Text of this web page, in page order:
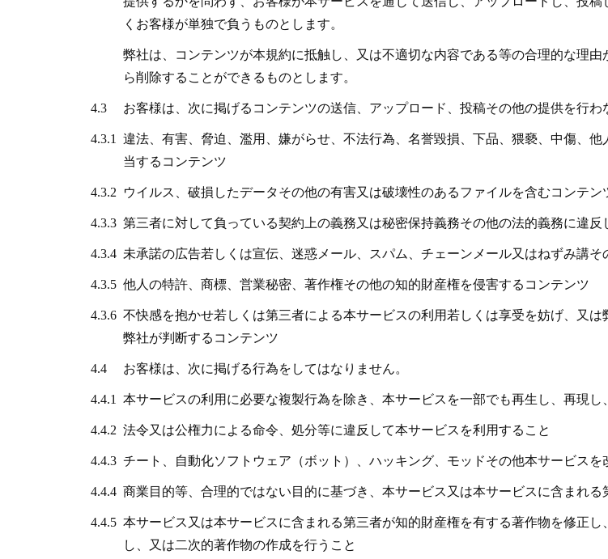
くお客様が単独で負うものとします。
弊社は、コンテンツが本規約に抵触し、又は不適切な内容である等の合理的な理
ら削除することができるものとします。
4.3 お客様は、次に掲げるコンテンツの送信、アップロード、投稿その他の提供を行わ
4.3.1
違法、有害、脅迫、濫用、嫌がらせ、不法行為、名誉毀損、下品、猥褻、中傷、
当するコンテンツ
4.3.2 ウイルス、破損したデータその他の有害又は破壊性のあるファイルを含むコンテン
4.3.3 第三者に対して負っている契約上の義務又は秘密保持義務その他の法的義務に違反
4.3.4 未承諾の広告若しくは宣伝、迷惑メール、スパム、チェーンメール又はねずみ講
4.3.5 他人の特許、商標、営業秘密、著作権その他の知的財産権を侵害するコンテンツ
4.3.6 不快感を抱かせ若しくは第三者による本サービスの利用若しくは享受を妨げ、又
弊社が判断するコンテンツ
4.4 お客様は、次に掲げる行為をしてはなりません。
4.4.1 本サービスの利用に必要な複製行為を除き、本サービスを一部でも再生し、再現
4.4.2 法令又は公権力による命令、処分等に違反して本サービスを利用すること
4.4.3 チート、自動化ソフトウェア（ボット）、ハッキング、モッドその他本サービス
4.4.4 商業目的等、合理的ではない目的に基づき、本サービス又は本サービスに含まれ
4.4.5 本サービス又は本サービスに含まれる第三者が知的財産権を有する著作物を修正
し、又は二次的著作物の作成を行うこと